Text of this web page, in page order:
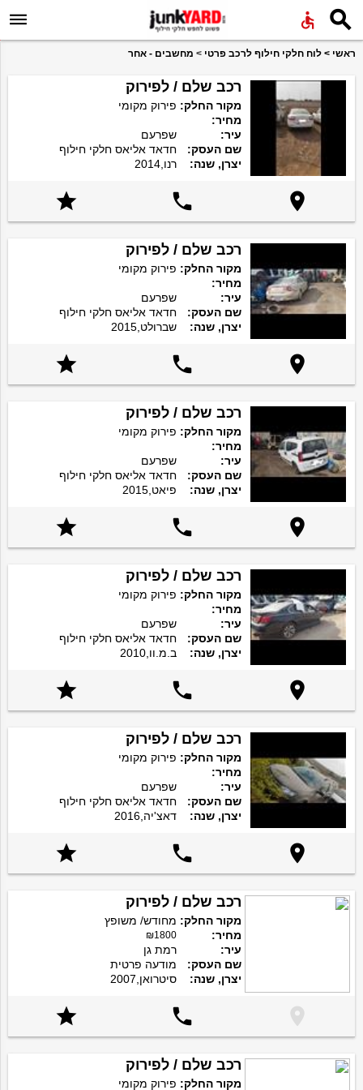
 
ראשי > לוח חלקי חילוף לרכב פרטי > מחשבים - אחר
רכב שלם / לפירוק
מקור החלק: פירוק מקומי
מחיר:
עיר:
שפרעם
שם העסק:
חדאד אליאס חלקי חילוף
יצרן, שנה:
רנו,2014



רכב שלם / לפירוק
מקור החלק: פירוק מקומי
מחיר:
עיר:
שפרעם
שם העסק:
חדאד אליאס חלקי חילוף
יצרן, שנה:
שברולט,2015



רכב שלם / לפירוק
מקור החלק: פירוק מקומי
מחיר:
עיר:
שפרעם
שם העסק:
חדאד אליאס חלקי חילוף
יצרן, שנה:
פיאט,2015



רכב שלם / לפירוק
מקור החלק: פירוק מקומי
מחיר:
עיר:
שפרעם
שם העסק:
חדאד אליאס חלקי חילוף
יצרן, שנה:
ב.מ.וו,2010



רכב שלם / לפירוק
מקור החלק: פירוק מקומי
מחיר:
עיר:
שפרעם
שם העסק:
חדאד אליאס חלקי חילוף
יצרן, שנה:
דאצ'יה,2016



רכב שלם / לפירוק
מקור החלק: מחודש/ משופץ
מחיר:
₪1800
עיר:
רמת גן
שם העסק:
מודעה פרטית
יצרן, שנה:
סיטרואן,2007



רכב שלם / לפירוק
מקור החלק: פירוק מקומי